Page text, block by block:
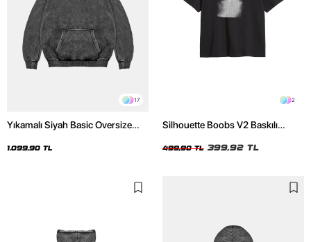
17
Yıkamalı Siyah Basic Oversize
1.099,90 TL
2
Silhouette Boobs V2 Baskılı
499,90 TL 399,92 TL